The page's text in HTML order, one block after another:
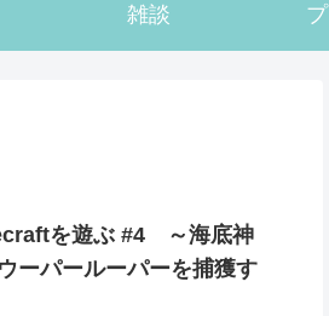
雑談
を遊ぶ #4 ～海底神
ーパールーパーを捕獲す